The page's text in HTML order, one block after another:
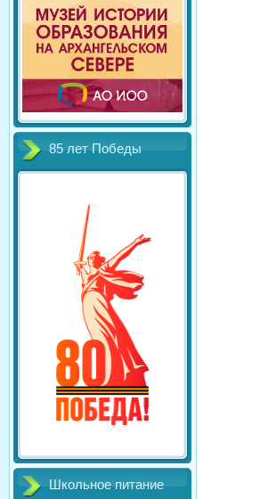
85 лет Победы
Школьное питание